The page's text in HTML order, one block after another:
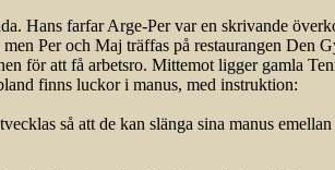
Hans farfar Arge-Per var en skrivande
Per och Maj träffas på restaurangen
för att få arbetsro. Mittemot ligger gamla
finns luckor i manus, med instruktion:
så att de kan slänga sina manus